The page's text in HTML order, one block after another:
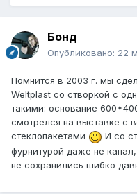
Бонд
Опубликовано: 22
Помнится в 2003 г. мы
Weltplast со створкой с
такими: основание
смотрелся на выставке с
стеклопакетами
И со
фурнитурой даже не
не сохранились шибко